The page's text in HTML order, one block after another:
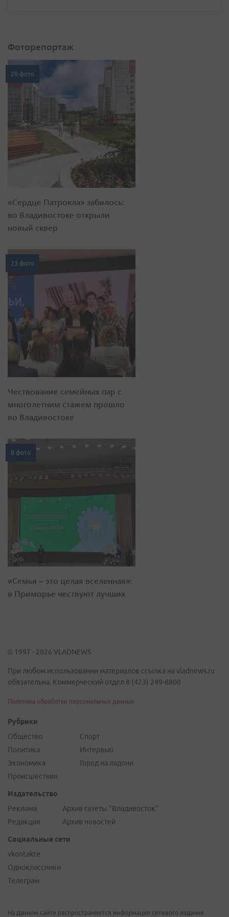
Фоторепортаж
20 фото
«Сердце Патрокла» забилось:
во Владивостоке открыли
новый сквер
23 фото
Чествование семейных пар с
многолетним стажем прошло
во Владивостоке
8 фото
«Семья – это целая вселенная»:
в Приморье чествуют лучших
© 1997 - 2026 VLADNEWS
При любом использовании материалов ссылка на vladnews.ru
обязательна. Коммерческий отдел 8 (423) 249-8800
Политика обработки персональных данных
Рубрики
Общество
Политика
Экономика
Происшествия
Спорт
Интервью
Город на ладони
Издательство
Реклама
Редакция
Архив газеты "Владивосток"
Архив новостей
Социальные сети
vkontakte
Одноклассники
Телеграм
На данном сайте распространяется информация сетевого издания